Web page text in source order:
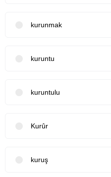
kurunmak
kuruntu
kuruntulu
Kurûr
kuruş